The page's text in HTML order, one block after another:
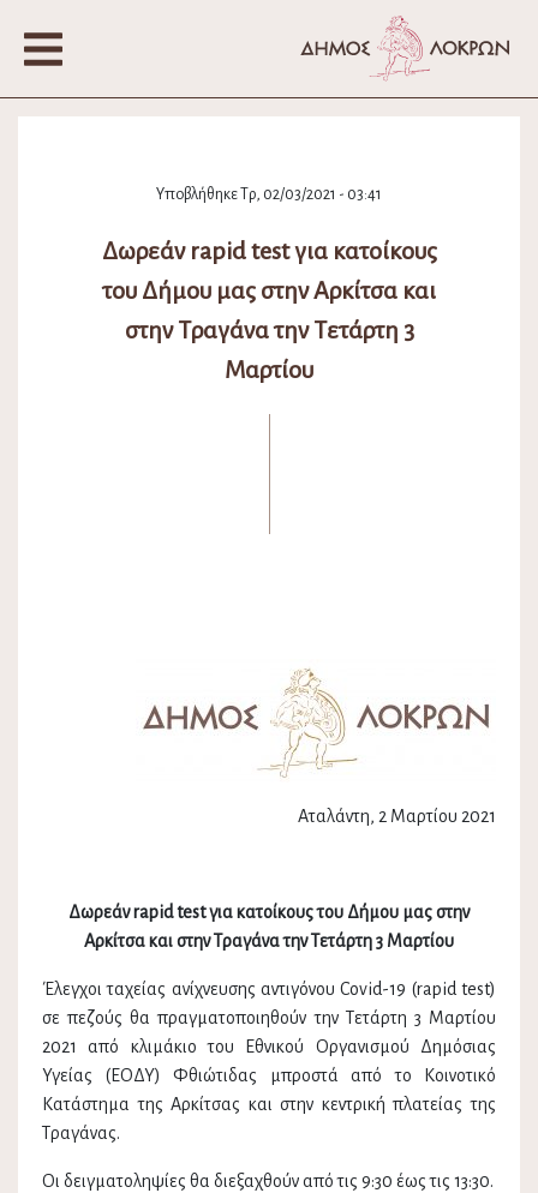
Υποβλήθηκε Τρ, 02/03/2021 - 03:41
Δωρεάν rapid test για κατοίκους
του Δήμου μας στην Αρκίτσα και
στην Τραγάνα την Τετάρτη 3
Μαρτίου
Αταλάντη, 2 Μαρτίου 2021
Δωρεάν rapid test για κατοίκους του Δήμου μας στην
Αρκίτσα και στην Τραγάνα την Τετάρτη 3 Μαρτίου
Έλεγχοι ταχείας ανίχνευσης αντιγόνου Covid-19 (rapid test)
σε πεζούς θα πραγματοποιηθούν την Τετάρτη 3 Μαρτίου
2021 από κλιμάκιο του Εθνικού Οργανισμού Δημόσιας
Υγείας (ΕΟΔΥ) Φθιώτιδας μπροστά από το Κοινοτικό
Κατάστημα της Αρκίτσας και στην κεντρική πλατείας της
Τραγάνας.
Οι δειγματοληψίες θα διεξαχθούν από τις 9:30 έως τις 13:30.